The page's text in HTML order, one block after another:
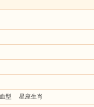
型 星座生肖